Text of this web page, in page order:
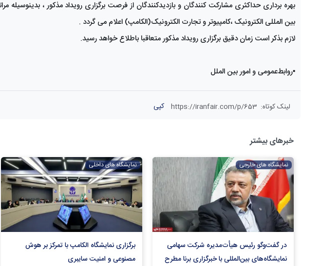
بهره برداری حداکثری مشارکت کنندگان و بازدیدکنندگان از فرصت برگزاری رویداد مذکور ،
بین المللی الکترونیک ،کامپیوتر و تجارت الکترونیک(الکامپ) اعلام می گردد .
لازم بذکر است زمان دقیق برگزاری رویداد مذکور متعاقبا باطلاع خواهد رسید.
▪️روابط‌عمومی و امور بین الملل
لینک کوتاه:
https://iranfair.com/p/653 کپی
خبرهای بیشتر
نمایشگاه های خارجی
در گفت‌و‌گو رئیس هیأت‌مدیره شرکت سهامی
نمایشگاه‌های بین‌المللی با خبرگزاری برنا مطرح
نمایشگاه های داخلی
برگزاری نمایشگاه الکامپ با تمرکز بر هوش
مصنوعی و امنیت سایبری